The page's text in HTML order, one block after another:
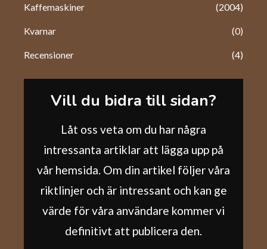
Kaffemaskiner (2004)
Kvarnar (0)
Recensioner (4)
Vill du bidra till sidan?
Låt oss veta om du har några
intressanta artiklar att lägga upp på
vår hemsida. Om din artikel följer våra
riktlinjer och är intressant och kan ge
värde för våra användare kommer vi
definitivt att publicera den.